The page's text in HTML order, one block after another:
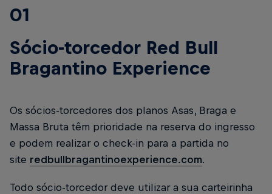
01
Sócio-torcedor Red Bull
Bragantino Experience
Os sócios-torcedores dos planos Asas, Braga e
Massa Bruta têm prioridade na reserva do ingresso
e podem realizar o check-in para a partida no
site redbullbragantinoexperience.com.
Todo sócio-torcedor deve utilizar a sua carteirinha